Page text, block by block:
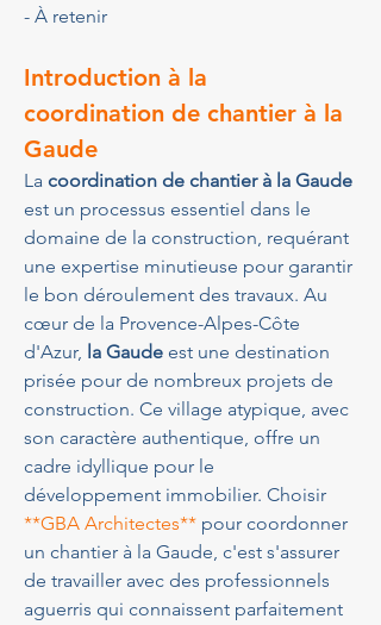
- À retenir
Introduction à la
coordination de chantier à la
Gaude
La coordination de chantier à la Gaude
est un processus essentiel dans le
domaine de la construction, requérant
une expertise minutieuse pour garantir
le bon déroulement des travaux. Au
cœur de la Provence-Alpes-Côte
d'Azur, la Gaude est une destination
prisée pour de nombreux projets de
construction. Ce village atypique, avec
son caractère authentique, offre un
cadre idyllique pour le
développement immobilier. Choisir
**GBA Architectes** pour coordonner
un chantier à la Gaude, c'est s'assurer
de travailler avec des professionnels
aguerris qui connaissent parfaitement